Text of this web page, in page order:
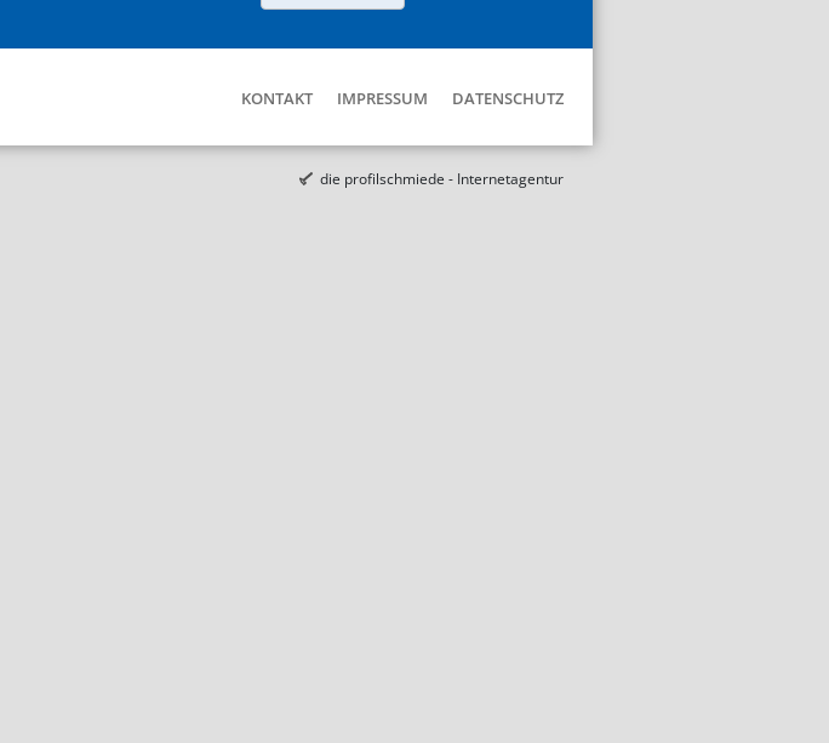
KONTAKT IMPRESSUM DATENSCHUTZ
die profilschmiede - Internetagentur